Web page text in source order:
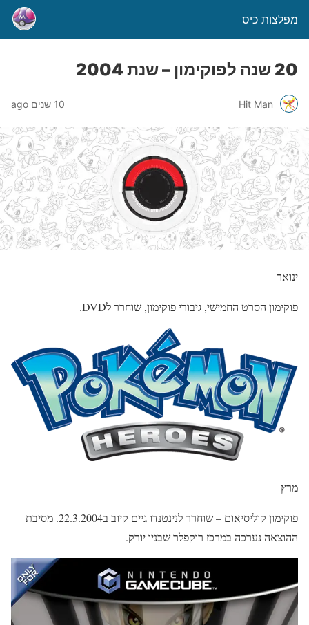
מפלצות כיס
20 שנה לפוקימון – שנת 2004
Hit Man 10 שנים ago
ינואר
פוקימון הסרט החמישי, גיבורי פוקימון, שוחרר לDVD.
מרץ
פוקימון קוליסיאום – שוחרר לנינטנדו גיים קיוב ב22.3.2004. מסיבת
ההוצאה נערכה במרכז רוקפלר שבניו יורק.